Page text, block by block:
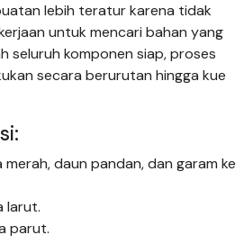
lebih teratur karena tidak
untuk mencari bahan yang
seluruh komponen siap, proses
secara berurutan hingga kue
merah, daun pandan, dan garam ke
larut.
parut.